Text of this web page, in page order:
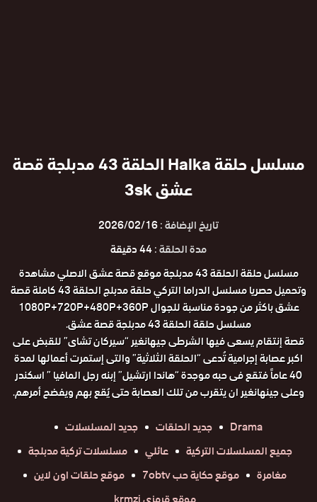
مسلسل حلقة Halka الحلقة 43 مدبلجة قصة
عشق 3sk
تاريخ الإضافة :2026/02/16
مدة الحلقة :44 دقيقة
مسلسل حلقة الحلقة 43 مدبلجة موقع قصة عشق الاصلي مشاهدة
وتحميل حصريا مسلسل الدراما التركي حلقة مدبلج الحلقة 43 كاملة قصة
عشق باكثر من جودة مناسبة للجوال 1080P+720P+480P+360P
مسلسل حلقة الحلقة 43 مدبلجة قصة عشق.
قصة إنتقام يسعى فيها الشرطى جيهانغير “سيركان تشاى” للقبض على
اكبر عصابة إجرامية تُدعى “الحلقة الثلاثية” والتى إستمرت أعمالها لمدة
40 عاماً فتقع فى حبه موجدة “هاندا ارتشيل” إبنه رجل المافيا ” اسكندر
وعلى جينهانغير ان يتقرب من تلك العصابة حتى يُقع بهم ويفضح أمرهم.
Drama
جديد الحلقات
جديد المسلسلات
جميع المسلسلات التركية
عائلي
مسلسلات تركية مدبلجة
مغامرة
موقع حكاية حب 7obtv
موقع حلقات اون لاين